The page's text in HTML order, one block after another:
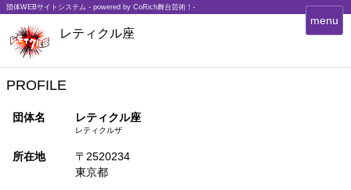
団体WEBサイトシステム - powered by CoRich舞台芸術！-
レティクル座
T
o
g
menu
PROFILE
団体名 レティクル座
レティクルザ
所在地
〒2520234
東京都